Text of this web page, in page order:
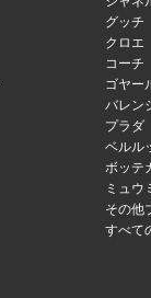
グッチ
クロエ
コーチ
ゴヤー
バレン
プラダ
ベルル
ボッテ
ミュウ
その他
すべて